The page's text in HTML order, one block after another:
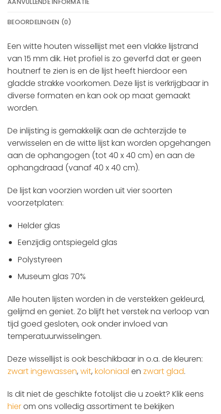
AANVULLENDE INFORMATIE
BEOORDELINGEN (0)
Een witte houten wissellijst met een vlakke lijstrand
van 15 mm dik. Het profiel is zo geverfd dat er geen
houtnerf te zien is en de lijst heeft hierdoor een
gladde strakke voorkomen. Deze lijst is verkrijgbaar in
diverse formaten en kan ook op maat gemaakt
worden.
De inlijsting is gemakkelijk aan de achterzijde te
verwisselen en de witte lijst kan worden opgehangen
aan de ophangogen (tot 40 x 40 cm) en aan de
ophangdraad (vanaf 40 x 40 cm).
De lijst kan voorzien worden uit vier soorten
voorzetplaten:
Helder glas
Eenzijdig ontspiegeld glas
Polystyreen
Museum glas 70%
Alle houten lijsten worden in de verstekken gekleurd,
gelijmd en geniet. Zo blijft het verstek na verloop van
tijd goed gesloten, ook onder invloed van
temperatuurwisselingen.
Deze wissellijst is ook beschikbaar in o.a. de kleuren:
zwart ingewassen, wit, koloniaal en zwart glad.
Is dit niet de geschikte fotolijst die u zoekt? Klik eens
hierom ons volledig assortiment te bekijken